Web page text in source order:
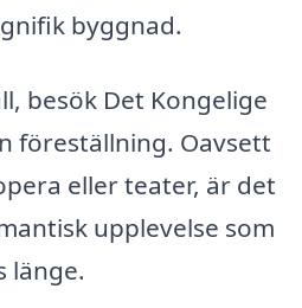
byggnad.
besök Det Kongelige
föreställning. Oavsett
eller teater, är det
upplevelse som
länge.